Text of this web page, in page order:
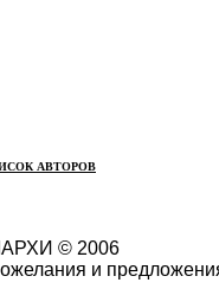
АВТОРОВ
© 2006
и